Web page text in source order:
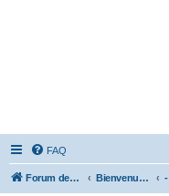
FAQ
Forum des scooters SYM - GTS -MAXSYM - CRUISYM - JOYMAX - Maxsym TL Bienvenue sur le forum des scooters de la gamme SYM